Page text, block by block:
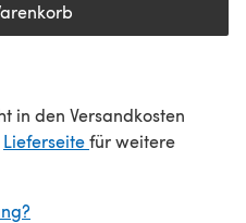
in den Versandkosten
Lieferseite(öffnet sich in
für weitere